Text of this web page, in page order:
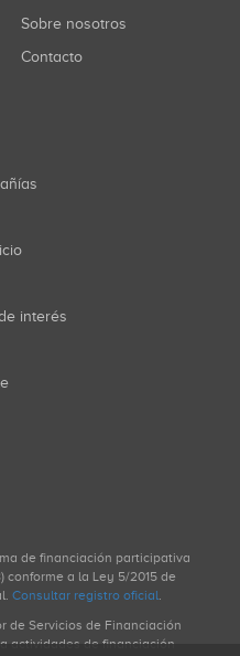
Sobre nosotros
Contacto
interés
de financiación participativa
conforme a la Ley 5/2015 de
Consultar registro oficial.
de Servicios de Financiación
actividades de financiación